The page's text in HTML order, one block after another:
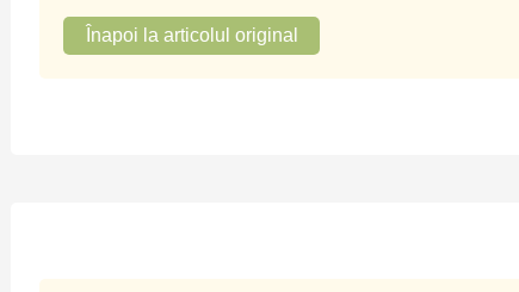
Înapoi la articolul original